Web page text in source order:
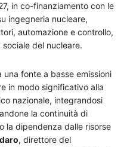
in co-finanziamento con le
ingegneria nucleare,
automazione e controllo,
del nucleare.
una fonte a basse emissioni
in modo significativo alla
nazionale, integrandosi
la continuità di
la dipendenza dalle risorse
, direttore del